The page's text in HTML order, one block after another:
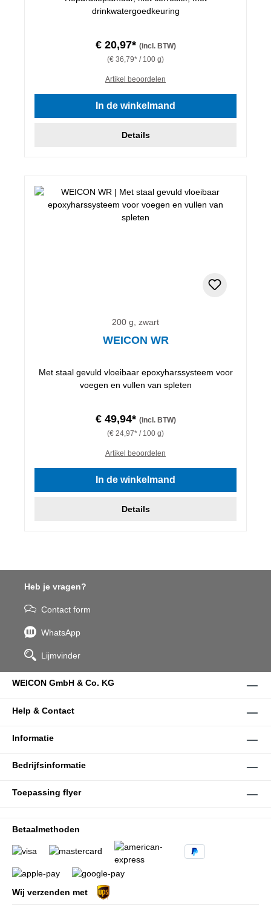
drinkwatergoedkeuring
€ 20,97* (incl. BTW)
(€ 36,79* / 100 g)
Artikel beoordelen
In de winkelmand
Details
200 g, zwart
WEICON WR
Met staal gevuld vloeibaar epoxyharssysteem voor
voegen en vullen van spleten
€ 49,94* (incl. BTW)
(€ 24,97* / 100 g)
Artikel beoordelen
In de winkelmand
Details
Heb je vragen?
Contact form
WhatsApp
Lijmvinder
WEICON GmbH & Co. KG
Help & Contact
Informatie
Bedrijfsinformatie
Toepassing flyer
Betaalmethoden
Wij verzenden met